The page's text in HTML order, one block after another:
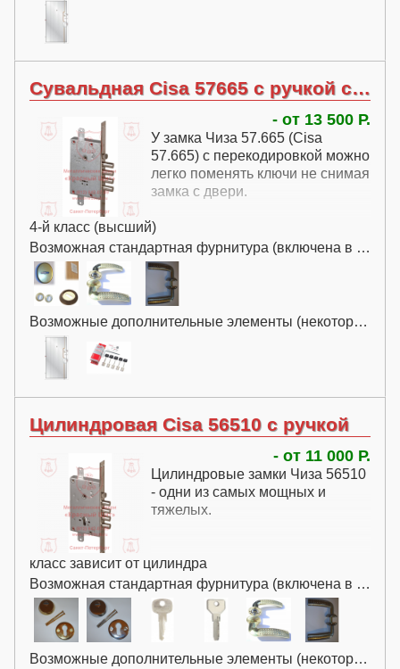
Сувальдная Cisa 57665 с ручкой с перекодировкой
- от 13 500 Р.
У замка Чиза 57.665 (Cisa
57.665) с перекодировкой можно
легко поменять ключи не снимая
замка с двери.
4-й класс (высший)
Возможная стандартная фурнитура (включена в цену):
Возможные дополнительные элементы (некоторые за дополнительную плату):
Цилиндровая Cisa 56510 с ручкой
- от 11 000 Р.
Цилиндровые замки Чиза 56510
- одни из самых мощных и
тяжелых.
класс зависит от цилиндра
Возможная стандартная фурнитура (включена в цену):
Возможные дополнительные элементы (некоторые за дополнительную плату):